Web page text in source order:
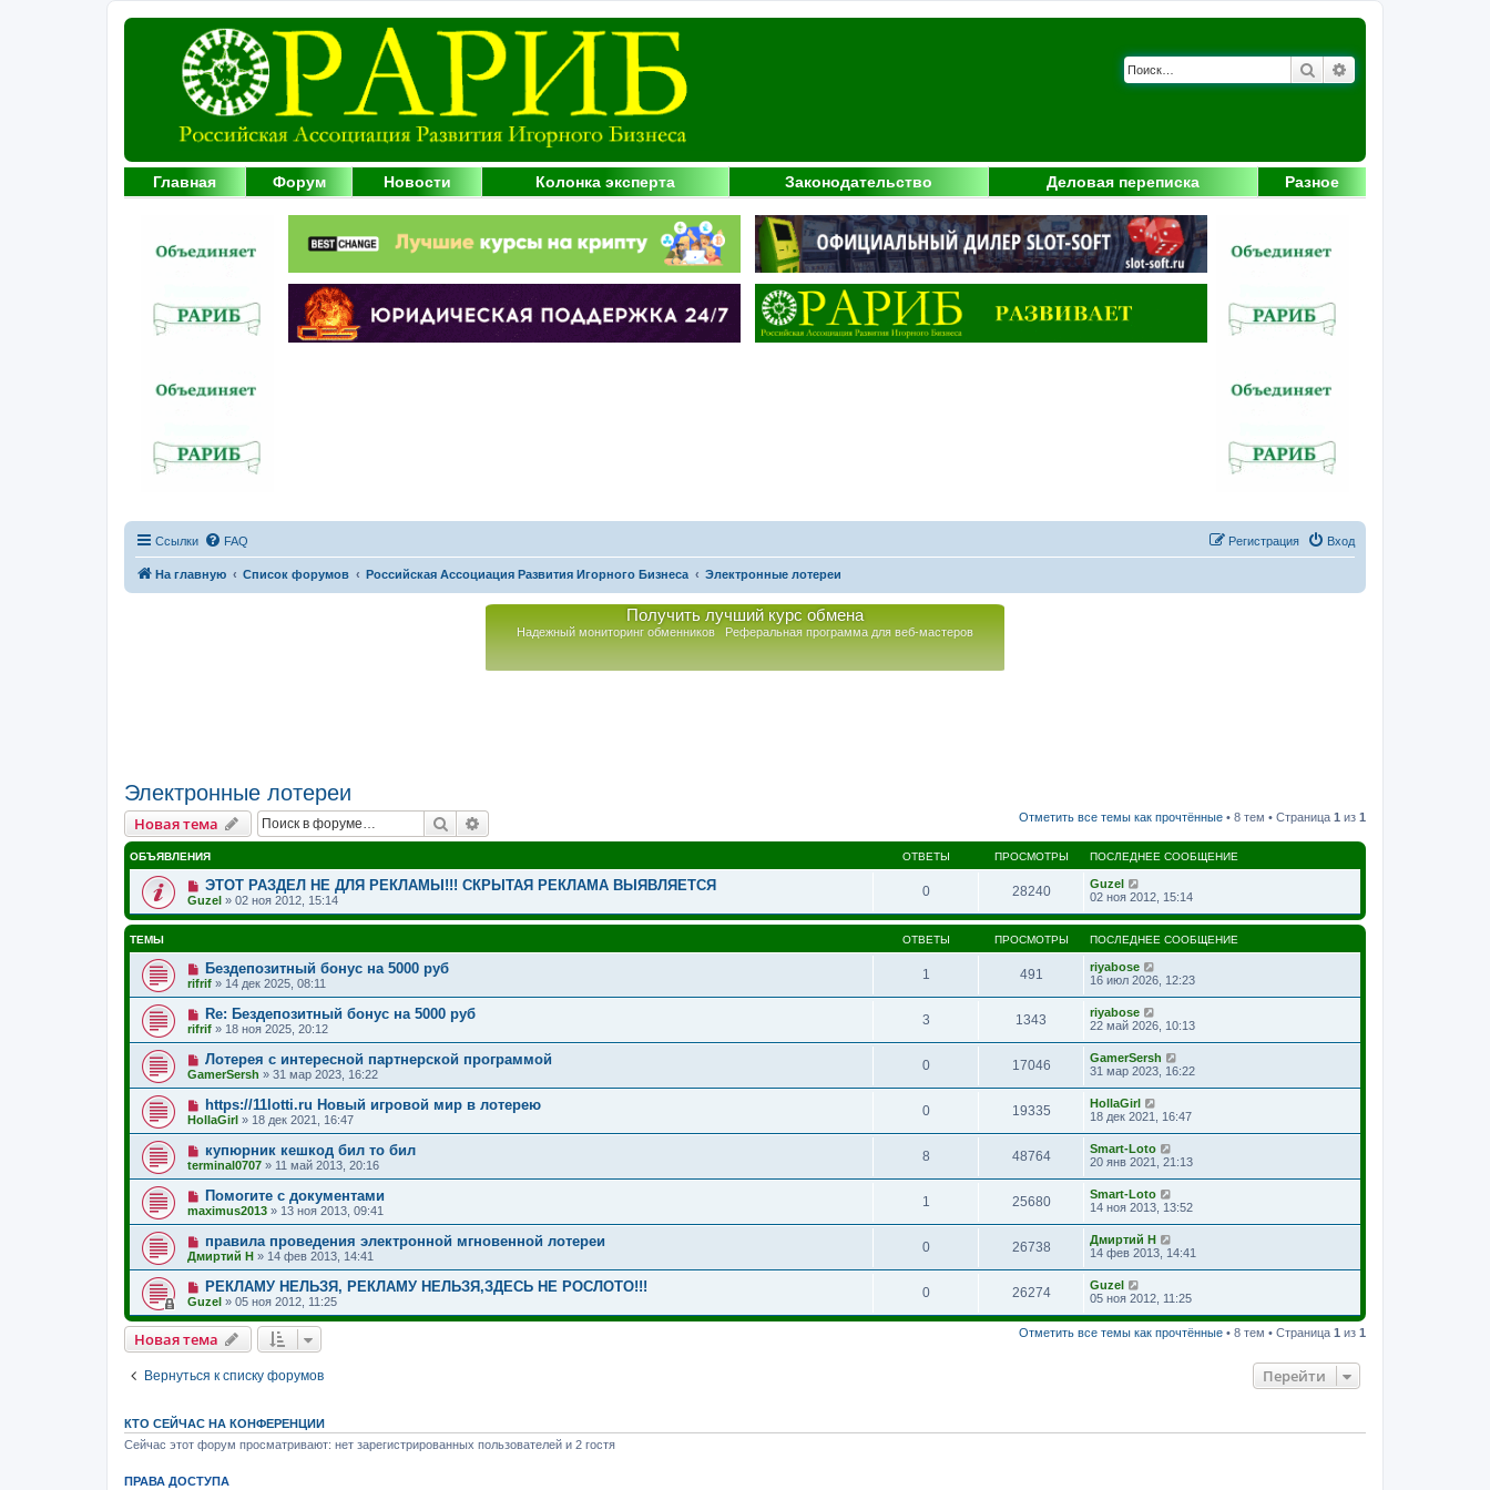
Поиск
Главная Форум Новости Колонка эксперта Законодательство Деловая переписка Разное
Ссылки FAQ Вход
Регистрация
На главную Список форумов Российская Ассоциация Развития Игорного Бизнеса Электронные лотереи
Получить лучший курс обмена
Надежный мониторинг обменников Реферальная программа для веб-мастеров
Электронные лотереи
Новая тема Поиск Отметить все темы как прочтённые • 8 тем • Страница 1 из 1
ОБЪЯВЛЕНИЯ ОТВЕТЫ ПРОСМОТРЫ ПОСЛЕДНЕЕ СООБЩЕНИЕ
ЭТОТ РАЗДЕЛ НЕ ДЛЯ РЕКЛАМЫ!!! СКРЫТАЯ РЕКЛАМА ВЫЯВЛЯЕТСЯ
Guzel » 02 ноя 2012, 15:14
0 28240
Guzel
02 ноя 2012, 15:14
ТЕМЫ ОТВЕТЫ ПРОСМОТРЫ ПОСЛЕДНЕЕ СООБЩЕНИЕ
Бездепозитный бонус на 5000 руб
rifrif » 14 дек 2025, 08:11
1 491
riyabose
16 июл 2026, 12:23
Re: Бездепозитный бонус на 5000 руб
rifrif » 18 ноя 2025, 20:12
3 1343
riyabose
22 май 2026, 10:13
Лотерея с интересной партнерской программой
GamerSersh » 31 мар 2023, 16:22
0 17046
GamerSersh
31 мар 2023, 16:22
https://11lotti.ru Новый игровой мир в лотерею
HollaGirl » 18 дек 2021, 16:47
0 19335
HollaGirl
18 дек 2021, 16:47
купюрник кешкод бил то бил
terminal0707 » 11 май 2013, 20:16
8 48764
Smart-Loto
20 янв 2021, 21:13
Помогите с документами
maximus2013 » 13 ноя 2013, 09:41
1 25680
Smart-Loto
14 ноя 2013, 13:52
правила проведения электронной мгновенной лотереи
Дмиртий Н » 14 фев 2013, 14:41
0 26738
Дмиртий Н
14 фев 2013, 14:41
РЕКЛАМУ НЕЛЬЗЯ, РЕКЛАМУ НЕЛЬЗЯ,ЗДЕСЬ НЕ РОСЛОТО!!!
Guzel » 05 ноя 2012, 11:25
0 26274
Guzel
05 ноя 2012, 11:25
Новая тема Отметить все темы как прочтённые • 8 тем • Страница 1 из 1
Вернуться к списку форумов Перейти
КТО СЕЙЧАС НА КОНФЕРЕНЦИИ
Сейчас этот форум просматривают: нет зарегистрированных пользователей и 2 гостя
ПРАВА ДОСТУПА